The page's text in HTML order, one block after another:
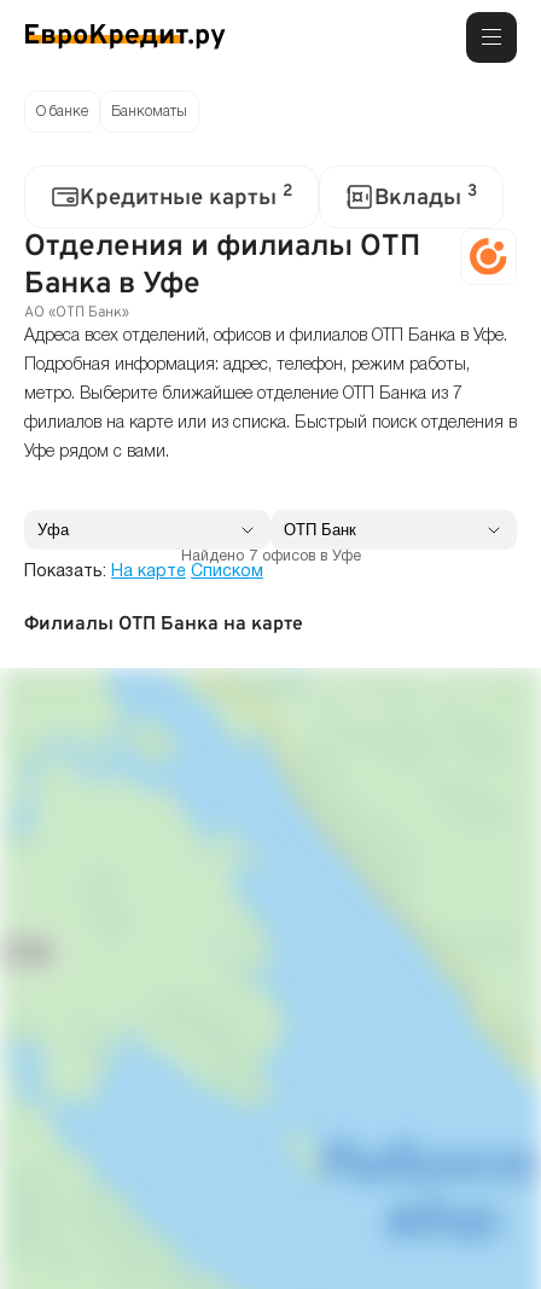
О банке Банкоматы
Кредитные карты 2 Вклады 3
Отделения и филиалы ОТП
Банка в Уфе
АО «ОТП Банк»
Адреса всех отделений, офисов и филиалов ОТП Банка в Уфе.
Подробная информация: адрес, телефон, режим работы,
метро. Выберите ближайшее отделение ОТП Банка из 7
филиалов на карте или из списка. Быстрый поиск отделения в
Уфе рядом с вами.
Найдено 7 офисов в Уфе
Показать: На карте Списком
Филиалы ОТП Банка на карте